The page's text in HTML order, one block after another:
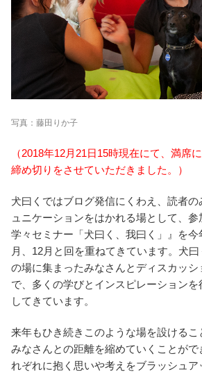
写真：藤田りか子
（2018年12月21日15時現在にて、満席
締め切りをさせていただきました。）
犬曰くではブログ発信にくわえ、読者の
ュニケーションをはかれる場として、
学々セミナー「犬曰く、我曰く」』を今
月、12月と回を重ねてきています。犬
の場に集まったみなさんとディスカッシ
で、多くの学びとインスピレーション
してきています。
来年もひき続きこのような場を設ける
みなさんとの距離を縮めていくことが
れぞれに抱く思いや考えをブラッシュア